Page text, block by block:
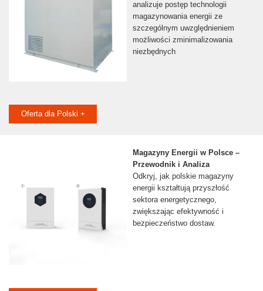
analizuje postęp technologii
magazynowania energii ze
szczególnym uwzględnieniem
możliwości zminimalizowania
niezbędnych
Oferta dla Polski +
Magazyny Energii w Polsce –
Przewodnik i Analiza
Odkryj, jak polskie magazyny
energii kształtują przyszłość
sektora energetycznego,
zwiększając efektywność i
bezpieczeństwo dostaw.